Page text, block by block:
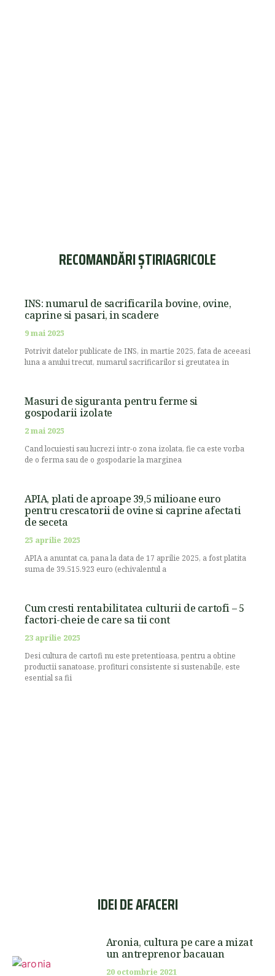
RECOMANDĂRI ȘTIRIAGRICOLE
INS: numarul de sacrificarila bovine, ovine,
caprine si pasari, in scadere
9 mai 2025
Potrivit datelor publicate de INS, in martie 2025, fata de aceeasi
luna a anului trecut, numarul sacrificarilor si greutatea in
Masuri de siguranta pentru ferme si
gospodarii izolate
2 mai 2025
Cand locuiesti sau lucrezi intr-o zona izolata, fie ca este vorba
de o ferma sau de o gospodarie la marginea
APIA, plati de aproape 39,5 milioane euro
pentru crescatorii de ovine si caprine afectati
de seceta
25 aprilie 2025
APIA a anuntat ca, pana la data de 17 aprilie 2025, a fost platita
suma de 39.515.923 euro (echivalentul a
Cum cresti rentabilitatea culturii de cartofi – 5
factori-cheie de care sa tii cont
23 aprilie 2025
Desi cultura de cartofi nu este pretentioasa, pentru a obtine
productii sanatoase, profituri consistente si sustenabile, este
esential sa fii
IDEI DE AFACERI
Aronia, cultura pe care a mizat
un antreprenor bacauan
20 octombrie 2021